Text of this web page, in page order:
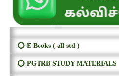
⭕ E Books ( all std )
⭕ PGTRB STUDY MATERIALS